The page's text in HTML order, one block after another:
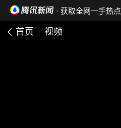
· 获取全网一手热点
首页 视频